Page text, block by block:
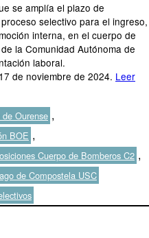
se amplía el plazo de
selectivo para el ingreso,
interna, en el cuerpo de
la Comunidad Autónoma de
laboral.
de noviembre de 2024. Leer
Ourense ,
BOE ,
Cuerpo de Bomberos C2 ,
de Compostela USC